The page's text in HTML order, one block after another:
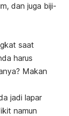
dan juga biji-
saat
harus
Makan
jadi lapar
namun